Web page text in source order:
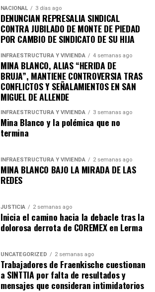
NACIONAL 3 días ago
DENUNCIAN REPRESALIA SINDICAL
CONTRA JUBILADO DE MONTE DE PIEDAD
POR CAMBIO DE SINDICATO DE SU HIJA
INFRAESTRUCTURA Y VIVIENDA 4 semanas ago
MINA BLANCO, ALIAS “HERIDA DE
BRUJA”, MANTIENE CONTROVERSIA TRAS
CONFLICTOS Y SEÑALAMIENTOS EN SAN
MIGUEL DE ALLENDE
INFRAESTRUCTURA Y VIVIENDA 3 semanas ago
Mina Blanco y la polémica que no
termina
INFRAESTRUCTURA Y VIVIENDA 2 semanas ago
MINA BLANCO BAJO LA MIRADA DE LAS
REDES
JUSTICIA 2 semanas ago
Inicia el camino hacia la debacle tras la
dolorosa derrota de COREMEX en Lerma
UNCATEGORIZED 2 semanas ago
Trabajadores de Fraenkische cuestionan
a SINTTIA por falta de resultados y
mensajes que consideran intimidatorios